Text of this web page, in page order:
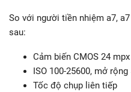
So với người tiền nhiệm a7,
sau:
Cảm biến CMOS 24 mpx
ISO 100-25600, mở rộng
Tốc độ chụp liên tiếp